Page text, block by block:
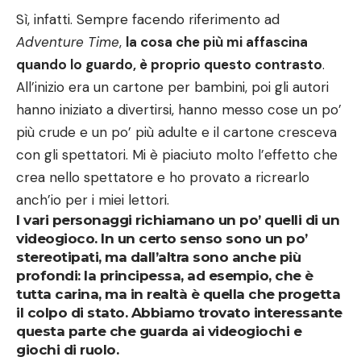
Sì, infatti. Sempre facendo riferimento ad
Adventure Time, la cosa che più mi affascina
quando lo guardo, è proprio questo contrasto.
All’inizio era un cartone per bambini, poi gli autori
hanno iniziato a divertirsi, hanno messo cose un po’
più crude e un po’ più adulte e il cartone cresceva
con gli spettatori. Mi è piaciuto molto l’effetto che
crea nello spettatore e ho provato a ricrearlo
anch’io per i miei lettori.
I vari personaggi richiamano un po’ quelli di un
videogioco. In un certo senso sono un po’
stereotipati, ma dall’altra sono anche più
profondi: la principessa, ad esempio, che è
tutta carina, ma in realtà è quella che progetta
il colpo di stato. Abbiamo trovato interessante
questa parte che guarda ai videogiochi e
giochi di ruolo.